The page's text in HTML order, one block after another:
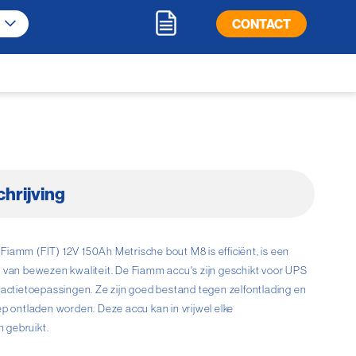
CONTACT
(FIT) 12V 150Ah Metrische bout M8 is efficiënt, is een
bewezen kwaliteit. De Fiamm accu's zijn geschikt voor UPS
Ze zijn goed bestand tegen zelfontlading en
ontladen worden. Deze accu kan in vrijwel elke
gebruikt.